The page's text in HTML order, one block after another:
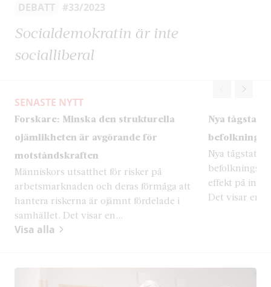
DEBATT #33/2023
Socialdemokratin är inte
socialliberal
SENASTE NYTT
Forskare: Minska den strukturella
ojämlikheten är avgörande för
motståndskraften
Människors utsatthet för risker på
arbetsmarknaden och deras förmåga att
hantera riskerna är ojämnt fördelade i
samhället. Det visar en...
Nya
Nya
effekt på
Det visar en
Visa alla